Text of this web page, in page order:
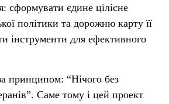
сформувати єдине цілісне
політики та дорожню карту її
інструменти для ефективного
принципом: “Нічого без
Саме тому і цей проект